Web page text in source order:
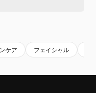
ケア フェイシャル